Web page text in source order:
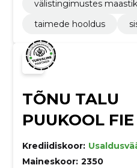
välistingimustes
taimede hooldus
TÕNU TALU
PUUKOOL FIE
Krediidiskoor:
Maineskoor: 2350